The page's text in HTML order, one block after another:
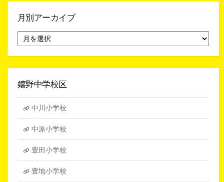
月別アーカイブ
別
イ
嬉野中学校区
中川小学校
中原小学校
豊田小学校
豊地小学校